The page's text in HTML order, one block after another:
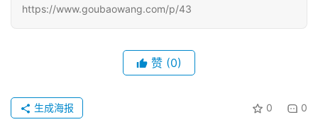
https://www.goubaowang.com/p/43
赞 (0)
0 0
生成海报